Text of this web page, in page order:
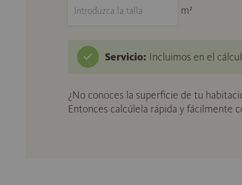
m²
Servicio: Incluimos en el
¿No conoces la superficie de tu
Entonces calcúlela rápida y fácilmente